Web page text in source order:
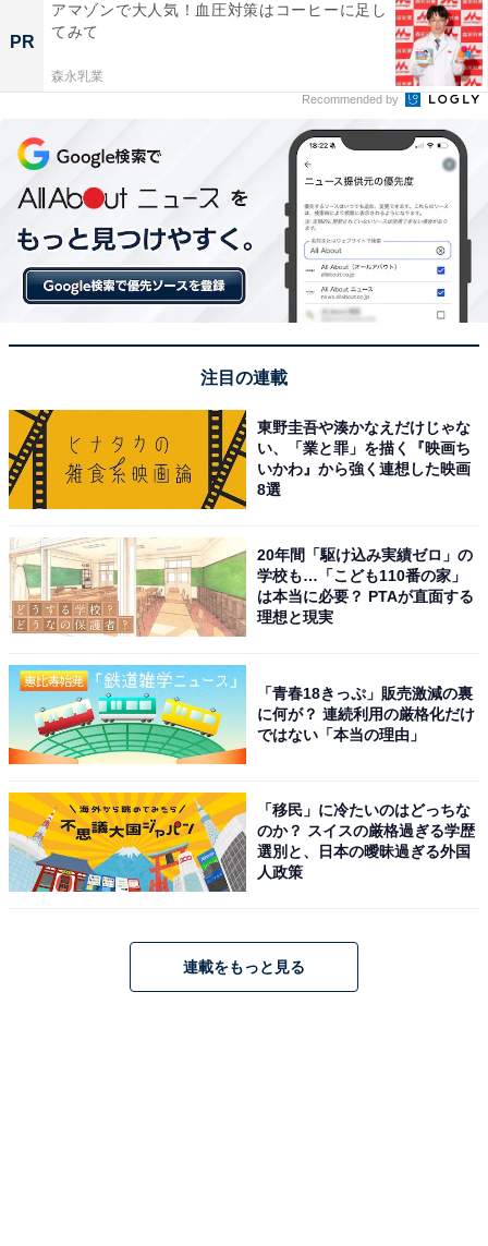
PR
アマゾンで大人気！血圧対策はコーヒーに足し
てみて
森永乳業
Recommended by
注目の連載
東野圭吾や湊かなえだけじゃな
い、「業と罪」を描く『映画ち
いかわ』から強く連想した映画
8選
20年間「駆け込み実績ゼロ」の
学校も…「こども110番の家」
は本当に必要？ PTAが直面する
理想と現実
「青春18きっぷ」販売激減の裏
に何が？ 連続利用の厳格化だけ
ではない「本当の理由」
「移民」に冷たいのはどっちな
のか？ スイスの厳格過ぎる学歴
選別と、日本の曖昧過ぎる外国
人政策
連載をもっと見る